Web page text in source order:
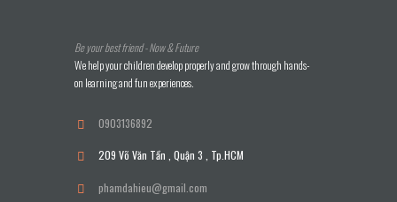
Be your best friend - Now & Future
We help your children develop properly and grow through hands-
on learning and fun experiences.
0903136892
209 Võ Văn Tần , Quận 3 , Tp.HCM
phamdahieu@gmail.com